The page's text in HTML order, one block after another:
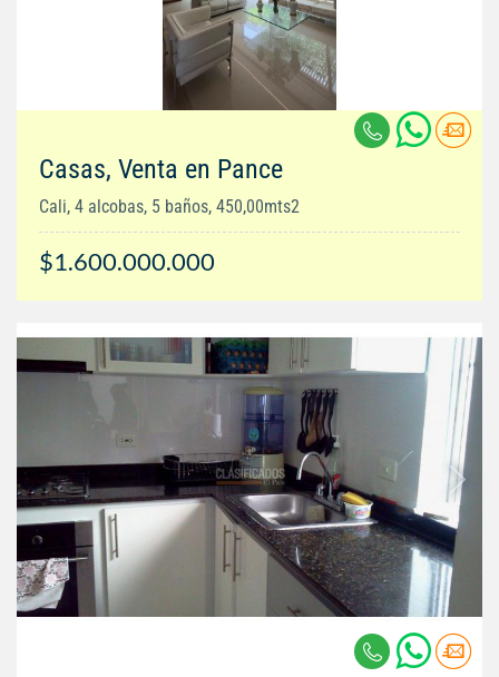
Casas, Venta en Pance
Cali, 4 alcobas, 5 baños, 450,00mts2
$1.600.000.000